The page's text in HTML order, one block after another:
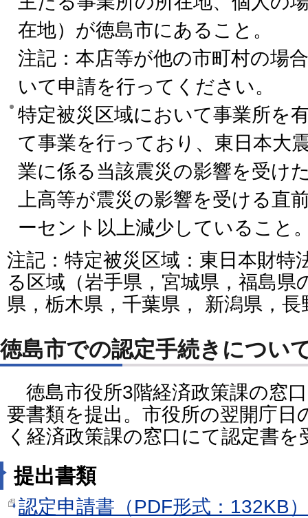
在地）が徳島市にあること。
注記：本店等が他の市町村の場
いて申請を行ってください。
特定被災区域において事業所を
て事業を行っており、東日本大
業に係る当該震災の影響を受け
上高等が震災の影響を受ける直
ーセント以上減少していること
注記：特定被災区域：東日本財特
る区域（岩手県，宮城県，福島県
県，栃木県，千葉県， 新潟県，
徳島市での認定手続きについ
徳島市役所3階経済政策課の窓
要書類を提出。市役所の翌開庁日
く経済政策課の窓口にて認定書を
提出書類
認定申請書（PDF形式：132KB）